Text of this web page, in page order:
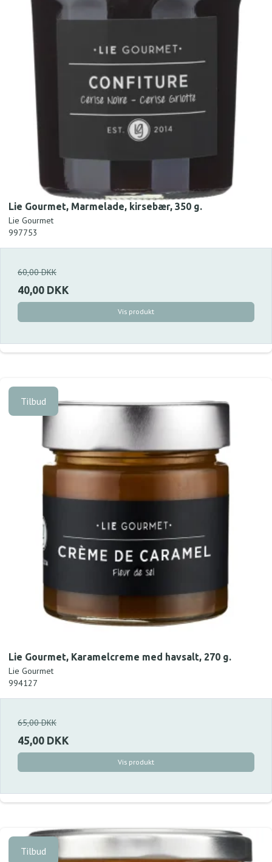
Lie Gourmet, Marmelade, kirsebær, 350 g.
Lie Gourmet
997753
60,00 DKK
40,00 DKK
Vis produkt
Tilbud
Lie Gourmet, Karamelcreme med havsalt, 270 g.
Lie Gourmet
994127
65,00 DKK
45,00 DKK
Vis produkt
Tilbud